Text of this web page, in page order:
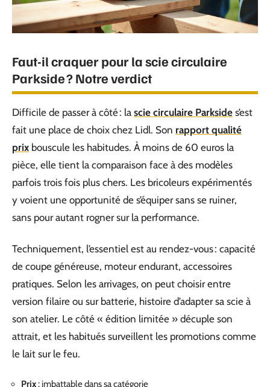
Faut-il craquer pour la scie circulaire
Parkside ? Notre verdict
Difficile de passer à côté : la scie circulaire Parkside s’est
fait une place de choix chez Lidl. Son rapport qualité
prix bouscule les habitudes. À moins de 60 euros la
pièce, elle tient la comparaison face à des modèles
parfois trois fois plus chers. Les bricoleurs expérimentés
y voient une opportunité de s’équiper sans se ruiner,
sans pour autant rogner sur la performance.
Techniquement, l’essentiel est au rendez-vous : capacité
de coupe généreuse, moteur endurant, accessoires
pratiques. Selon les arrivages, on peut choisir entre
version filaire ou sur batterie, histoire d’adapter sa scie à
son atelier. Le côté « édition limitée » décuple son
attrait, et les habitués surveillent les promotions comme
le lait sur le feu.
Prix: imbattable dans sa catégorie